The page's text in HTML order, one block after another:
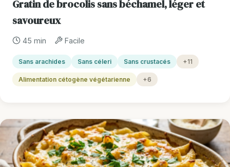
Gratin de brocolis sans béchamel, léger et
savoureux
45 min Facile
Sans arachides Sans céleri Sans crustacés +11
Alimentation cétogène végétarienne +6